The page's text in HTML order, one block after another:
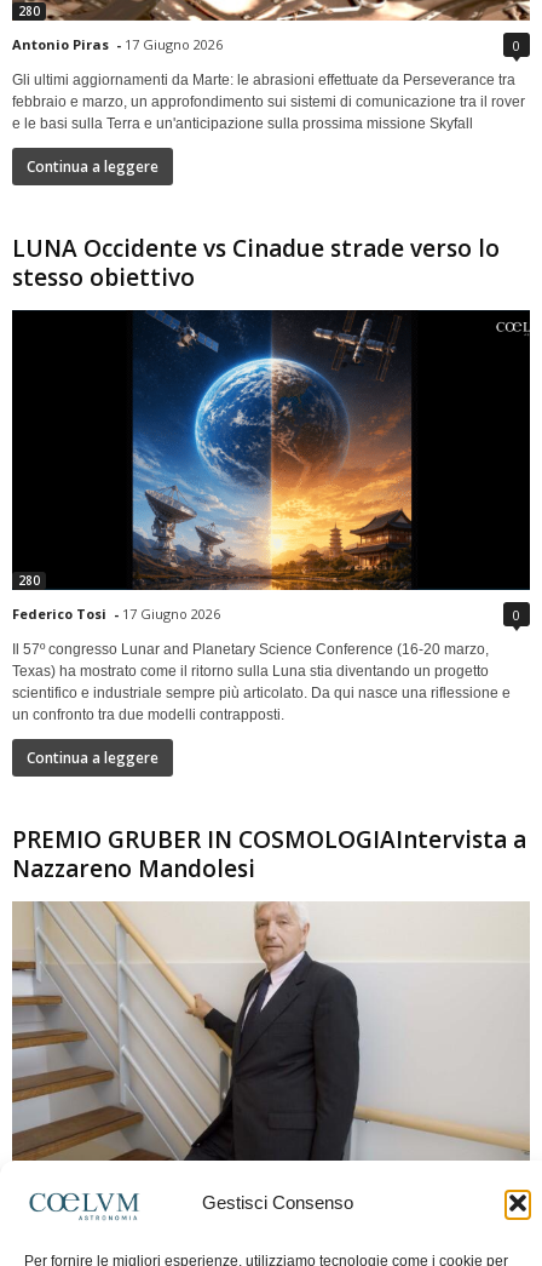
Gestisci Consenso
Per fornire le migliori esperienze, utilizziamo tecnologie come i cookie per
280
Antonio Piras - 17 Giugno 2026 0
Gli ultimi aggiornamenti da Marte: le abrasioni effettuate da Perseverance tra
febbraio e marzo, un approfondimento sui sistemi di comunicazione tra il rover
e le basi sulla Terra e un'anticipazione sulla prossima missione Skyfall
Continua a leggere
LUNA Occidente vs Cinadue strade verso lo
stesso obiettivo
280
Federico Tosi - 17 Giugno 2026 0
Il 57º congresso Lunar and Planetary Science Conference (16-20 marzo,
Texas) ha mostrato come il ritorno sulla Luna stia diventando un progetto
scientifico e industriale sempre più articolato. Da qui nasce una riflessione e
un confronto tra due modelli contrapposti.
Continua a leggere
PREMIO GRUBER IN COSMOLOGIAIntervista a
Nazzareno Mandolesi
Frida Paolella - 16 Giugno 2026 0
spaziale europea e della missione Planck. Il dialogo ripercorre i principali